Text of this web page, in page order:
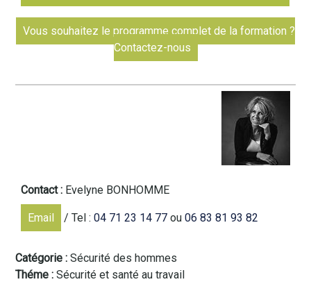
Vous souhaitez le programme complet de la formation ?
Contactez-nous
Contact : Evelyne BONHOMME
Email / Tel :04 71 23 14 77 ou06 83 81 93 82
Catégorie
Sécurité des hommes
Théme
Sécurité et santé au travail